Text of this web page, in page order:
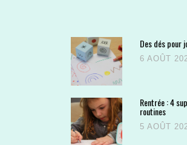
Des dés pour
6 AOÛT
Rentrée : 4
routines
5 AOÛT